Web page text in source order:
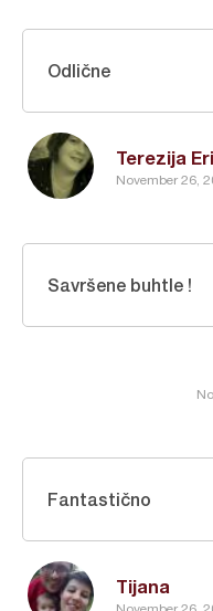
Terezija
November 26,
Odlične
Savršene buhtle !
Tijana
Fantastično